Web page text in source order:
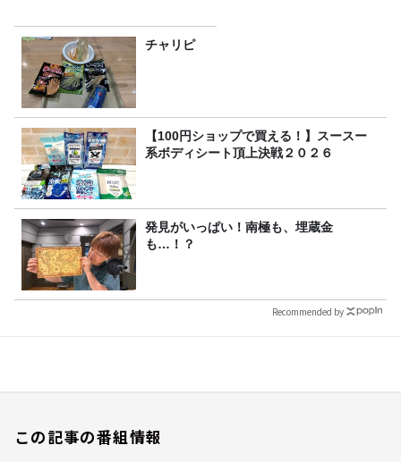
チャリピ
【100円ショップで買える！】スースー
系ボディシート頂上決戦２０２６
発見がいっぱい！南極も、埋蔵金
も…！？
Recommended by
この記事の番組情報